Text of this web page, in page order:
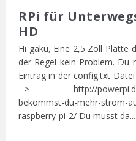
RPi für
HD
Hi gaku, Eine 2,5 Zoll Platte
der Regel kein Problem. Du
Eintrag in der config.txt
--> http://powerpi.de/
bekommst-du-mehr-strom-
raspberry-pi-2/ Du musst da...